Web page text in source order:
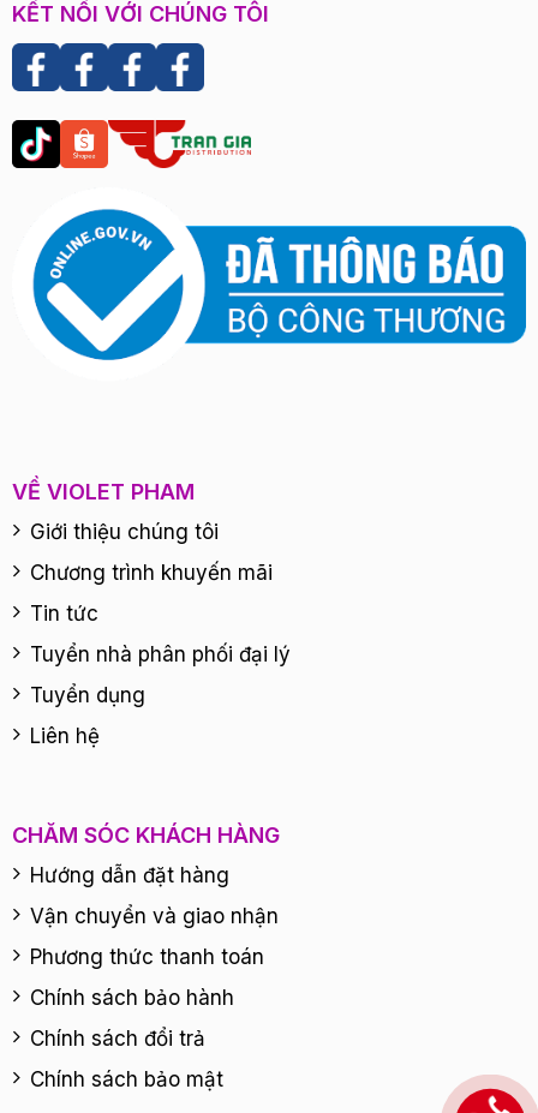
KẾT NỐI VỚI CHÚNG TÔI
VỀ VIOLET PHAM
Giới thiệu chúng tôi
Chương trình khuyến mãi
Tin tức
Tuyển nhà phân phối đại lý
Tuyển dụng
Liên hệ
CHĂM SÓC KHÁCH HÀNG
Hướng dẫn đặt hàng
Vận chuyển và giao nhận
Phương thức thanh toán
Chính sách bảo hành
Chính sách đổi trả
Chính sách bảo mật